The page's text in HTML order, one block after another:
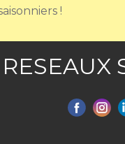
!
RESEAUX